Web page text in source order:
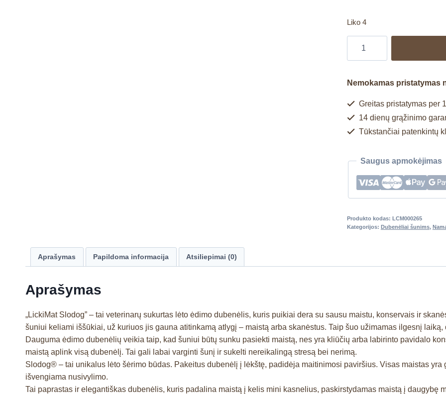
Liko 4
Nemokamas pristatymas
Greitas pristatymas per
14 dienų grąžinimo
Tūkstančiai patenkintų
Saugus apmokėjimas
Produkto kodas: LCM000265
Kategorijos: Dubenėliai šunims,
Aprašymas Papildoma informacija Atsiliepimai (0)
Aprašymas
„LickiMat Slodog” – tai veterinarų sukurtas lėto ėdimo dubenėlis, kuris puikiai dera su sausu maistu, konservais ir
šuniui keliami iššūkiai, už kuriuos jis gauna atitinkamą atlygį – maistą arba skanėstus. Taip šuo užimamas ilgesnį
Dauguma ėdimo dubenėlių veikia taip, kad šuniui būtų sunku pasiekti maistą, nes yra kliūčių arba labirinto pavidalo
maistą aplink visą dubenėlį. Tai gali labai varginti šunį ir sukelti nereikalingą stresą bei nerimą.
Slodog® – tai unikalus lėto šėrimo būdas. Pakeitus dubenėlį į lėkštę, padidėja maitinimosi paviršius. Visas maistas yra
išvengiama nusivylimo.
Tai paprastas ir elegantiškas dubenėlis, kuris padalina maistą į kelis mini kasnelius, paskirstydamas maistą į daugybę